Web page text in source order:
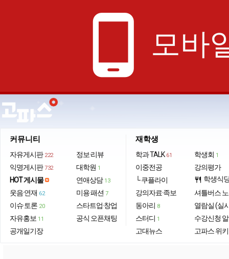
phone_android 모바
커뮤니티
자유게시판 222
익명게시판 732
HOT 게시물
웃음·연재 62
이슈·토론 20
자유홍보 11
공개일기장
정보·리뷰
대학원 1
연애상담 13
미용·패션 7
스타트업·창업
공식 오픈채팅
재학생
학과 TALK 61
이중전공
└ 쿠플라이
강의자료·족보
동아리 8
스터디 1
고대뉴스
학생회 1
강의평가
restaurant 학생식
셔틀버스
열람실 (실
수강신청
고파스 위키